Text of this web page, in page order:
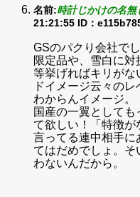
名前:時計じかけの名無
21:21:55 ID：
GSのパクり会社で
限定品や、雪白に
等挙げればキリがな
ドイメージ云々の
わからんイメージ。
国産の一翼として
て欲しい！「特徴が
言ってる連中相手に
てはだめでしょ。そ
わないんだから。